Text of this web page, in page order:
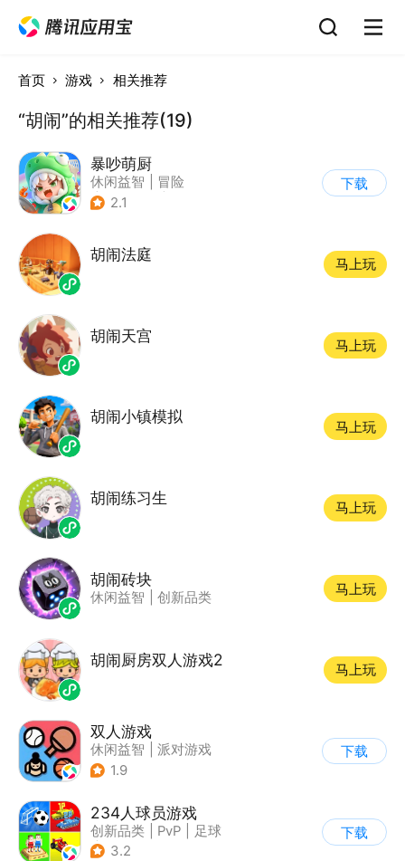
首页 游戏 相关推荐
“胡闹”的相关推荐(19)
暴吵萌厨
休闲益智
冒险
| 派对游戏
2.1
下载
胡闹法庭
马上玩
胡闹天宫
马上玩
胡闹小镇模拟
马上玩
胡闹练习生
马上玩
胡闹砖块
休闲益智 创新品类
马上玩
胡闹厨房双人游戏2
马上玩
双人游戏
休闲益智
派对游戏
1.9
下载
234人球员游戏
创新品类 PvP
足球
| 千人同屏
3.2
下载